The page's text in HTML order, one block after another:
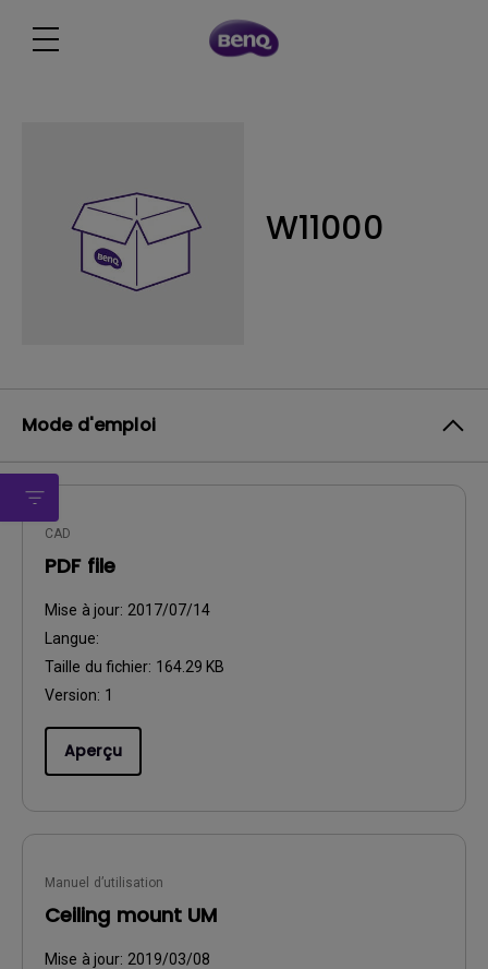
W11000
Mode d'emploi
CAD
PDF file
Mise à jour: 2017/07/14
Langue:
Taille du fichier: 164.29 KB
Version: 1
Aperçu
Manuel d’utilisation
Ceiling mount UM
Mise à jour: 2019/03/08